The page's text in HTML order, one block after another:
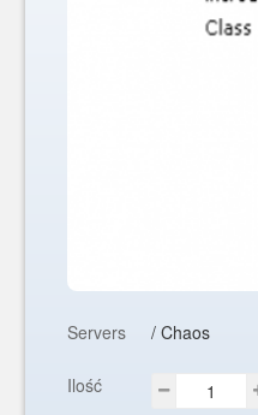
Servers / Chaos
Ilość